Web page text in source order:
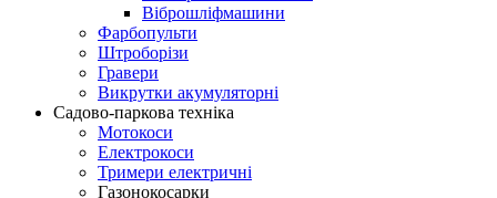
Віброшліфмашини
Фарбопульти
Штроборізи
Гравери
Викрутки акумуляторні
Садово-паркова техніка
Мотокоси
Електрокоси
Тримери електричні
Газонокосарки